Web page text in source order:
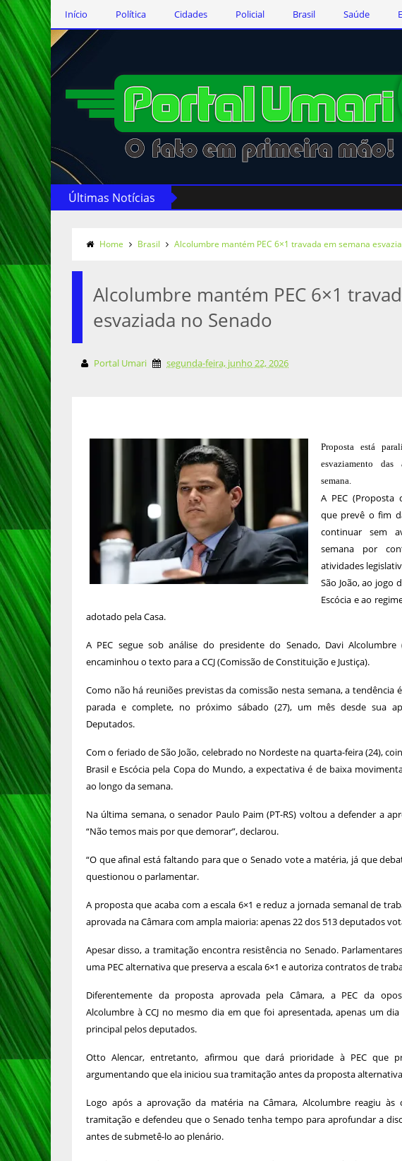
Início Política Cidades Policial Brasil Saúde
Últimas Notícias
Home Brasil Alcolumbre mantém PEC 6×1 travada em semana
Alcolumbre mantém PEC 6×1
esvaziada no Senado
Portal Umari segunda-feira, junho 22, 2026
Proposta está
esvaziamento das
semana.
A PEC (Proposta
que prevê o fim
continuar sem
semana por
atividades
São João, ao jogo
Escócia e ao
adotado pela Casa.
A PEC segue sob análise do presidente do Senado, Davi Alcolumbre
encaminhou o texto para a CCJ (Comissão de Constituição e Justiça).
Como não há reuniões previstas da comissão nesta semana, a tendência
parada e complete, no próximo sábado (27), um mês desde sua
Deputados.
Com o feriado de São João, celebrado no Nordeste na quarta-feira (24),
Brasil e Escócia pela Copa do Mundo, a expectativa é de baixa
ao longo da semana.
Na última semana, o senador Paulo Paim (PT-RS) voltou a defender a
“Não temos mais por que demorar”, declarou.
“O que afinal está faltando para que o Senado vote a matéria, já que
questionou o parlamentar.
A proposta que acaba com a escala 6×1 e reduz a jornada semanal de
aprovada na Câmara com ampla maioria: apenas 22 dos 513 deputados
Apesar disso, a tramitação encontra resistência no Senado.
uma PEC alternativa que preserva a escala 6×1 e autoriza contratos de
Diferentemente da proposta aprovada pela Câmara, a PEC da
Alcolumbre à CCJ no mesmo dia em que foi apresentada, apenas um
principal pelos deputados.
Otto Alencar, entretanto, afirmou que dará prioridade à PEC que
argumentando que ela iniciou sua tramitação antes da proposta
Logo após a aprovação da matéria na Câmara, Alcolumbre reagiu às
tramitação e defendeu que o Senado tenha tempo para aprofundar a
antes de submetê-lo ao plenário.